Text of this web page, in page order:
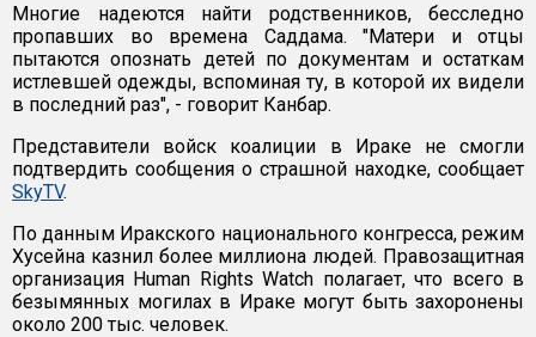
Многие надеются найти родственников, бесследно
пропавших во времена Саддама. "Матери и отцы
пытаются опознать детей по документам и остаткам
истлевшей одежды, вспоминая ту, в которой их видели
в последний раз", - говорит Канбар.
Представители войск коалиции в Ираке не смогли
подтвердить сообщения о страшной находке, сообщает
SkyTV.
По данным Иракского национального конгресса, режим
Хусейна казнил более миллиона людей. Правозащитная
организация Human Rights Watch полагает, что всего в
безымянных могилах в Ираке могут быть захоронены
около 200 тыс. человек.